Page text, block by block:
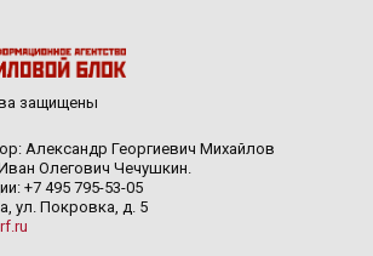
защищены
Александр Георгиевич Михайлов
Олегович Чечушкин.
+7 495 795-53-05
ул. Покровка, д. 5